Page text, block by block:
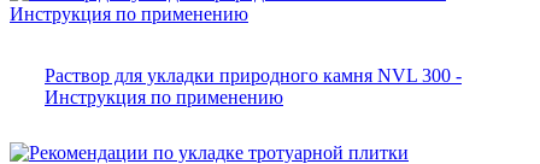
Раствор для укладки природного камня NVL 300 -
Инструкция по применению